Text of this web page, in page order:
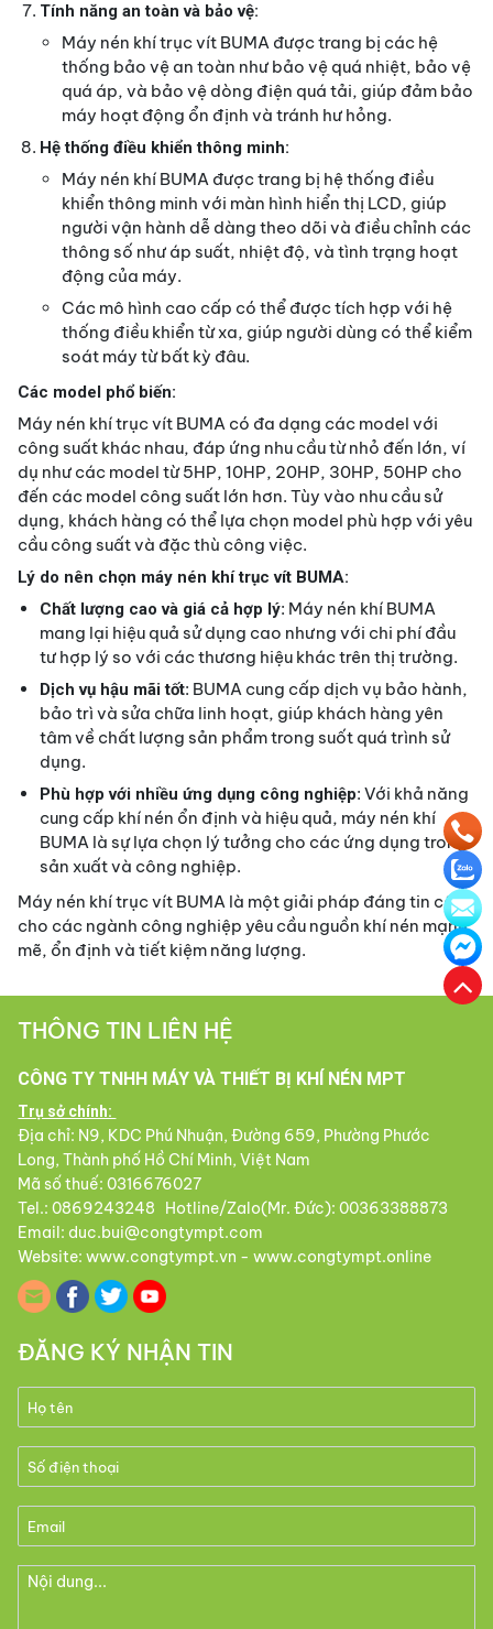
Tính năng an toàn và bảo vệ:
Máy nén khí trục vít BUMA được trang bị các hệ
thống bảo vệ an toàn như bảo vệ quá nhiệt, bảo vệ
quá áp, và bảo vệ dòng điện quá tải, giúp đảm bảo
máy hoạt động ổn định và tránh hư hỏng.
Hệ thống điều khiển thông minh:
Máy nén khí BUMA được trang bị hệ thống điều
khiển thông minh với màn hình hiển thị LCD, giúp
người vận hành dễ dàng theo dõi và điều chỉnh các
thông số như áp suất, nhiệt độ, và tình trạng hoạt
động của máy.
Các mô hình cao cấp có thể được tích hợp với hệ
thống điều khiển từ xa, giúp người dùng có thể kiểm
soát máy từ bất kỳ đâu.
Các model phổ biến:
Máy nén khí trục vít BUMA có đa dạng các model với
công suất khác nhau, đáp ứng nhu cầu từ nhỏ đến lớn, ví
dụ như các model từ 5HP, 10HP, 20HP, 30HP, 50HP cho
đến các model công suất lớn hơn. Tùy vào nhu cầu sử
dụng, khách hàng có thể lựa chọn model phù hợp với yêu
cầu công suất và đặc thù công việc.
Lý do nên chọn máy nén khí trục vít BUMA:
Chất lượng cao và giá cả hợp lý: Máy nén khí BUMA
mang lại hiệu quả sử dụng cao nhưng với chi phí đầu
tư hợp lý so với các thương hiệu khác trên thị trường.
Dịch vụ hậu mãi tốt: BUMA cung cấp dịch vụ bảo hành,
bảo trì và sửa chữa linh hoạt, giúp khách hàng yên
tâm về chất lượng sản phẩm trong suốt quá trình sử
dụng.
Phù hợp với nhiều ứng dụng công nghiệp: Với khả năng
cung cấp khí nén ổn định và hiệu quả, máy nén khí
BUMA là sự lựa chọn lý tưởng cho các ứng dụng trong
sản xuất và công nghiệp.
Máy nén khí trục vít BUMA là một giải pháp đáng tin cậy
cho các ngành công nghiệp yêu cầu nguồn khí nén mạnh
mẽ, ổn định và tiết kiệm năng lượng.
THÔNG TIN LIÊN HỆ
CÔNG TY TNHH MÁY VÀ THIẾT BỊ KHÍ NÉN MPT
Trụ sở chính:
Địa chỉ: N9, KDC Phú Nhuận, Đường 659, Phường Phước
Long, Thành phố Hồ Chí Minh, Việt Nam
Mã số thuế: 0316676027
Tel.: 0869243248 Hotline/Zalo(Mr. Đức): 00363388873
Email: duc.bui@congtympt.com
Website: www.congtympt.vn - www.congtympt.online
ĐĂNG KÝ NHẬN TIN